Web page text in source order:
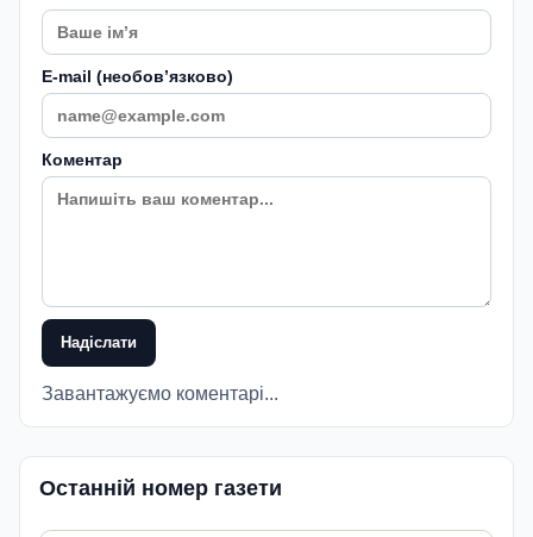
E-mail (необовʼязково)
Коментар
Надіслати
Завантажуємо коментарі...
Останній номер газети